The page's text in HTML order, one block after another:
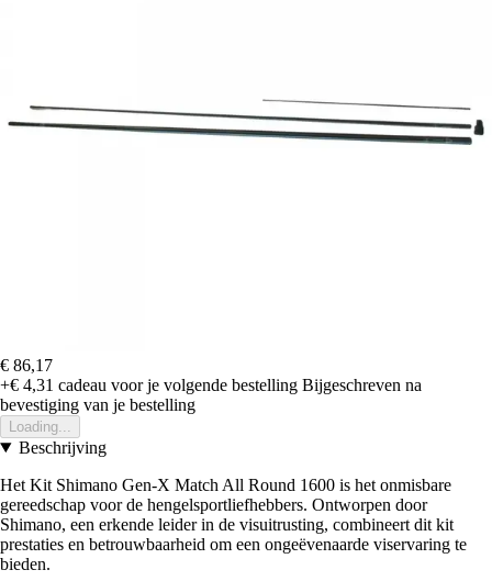
€ 86,17
+€ 4,31 cadeau voor je volgende bestelling Bijgeschreven na
bevestiging van je bestelling
Loading...
Beschrijving
Het Kit Shimano Gen-X Match All Round 1600 is het onmisbare
gereedschap voor de hengelsportliefhebbers. Ontworpen door
Shimano, een erkende leider in de visuitrusting, combineert dit kit
prestaties en betrouwbaarheid om een ongeëvenaarde viservaring te
bieden.